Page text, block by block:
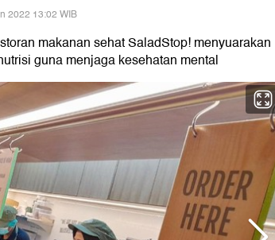
2022 13:02 WIB
makanan sehat SaladStop! menyuarakan
guna menjaga kesehatan mental